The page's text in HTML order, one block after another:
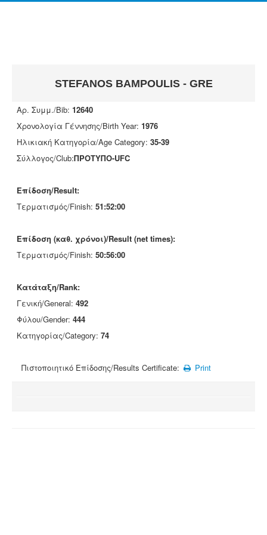
STEFANOS BAMPOULIS - GRE
Αρ. Συμμ./Bib: 12640
Χρονολογία Γέννησης/Birth Year: 1976
Ηλικιακή Κατηγορία/Age Category: 35-39
Σύλλογος/Club:ΠΡΟΤΥΠΟ-UFC
Επίδοση/Result:
Τερματισμός/Finish: 51:52:00
Επίδοση (καθ. χρόνοι)/Result (net times):
Τερματισμός/Finish: 50:56:00
Κατάταξη/Rank:
Γενική/General: 492
Φύλου/Gender: 444
Κατηγορίας/Category: 74
Πιστοποιητικό Επίδοσης/Results Certificate: Print